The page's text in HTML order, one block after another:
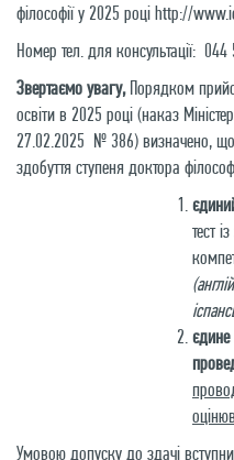
філософії у 2025 роціhttp://
Номер тел. для консультації: 044
Звертаємо увагу, Порядком
освіти в 2025 році (наказ
27.02.2025 № 386) визначено, що
здобуття ступеня доктора
тест
єдине
Умовою допуску до здачі